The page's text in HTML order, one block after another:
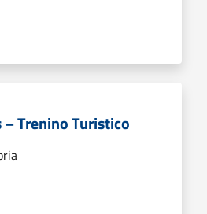
– Trenino Turistico